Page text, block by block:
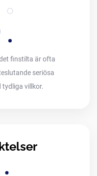
finstilta är ofta
seriösa
villkor.